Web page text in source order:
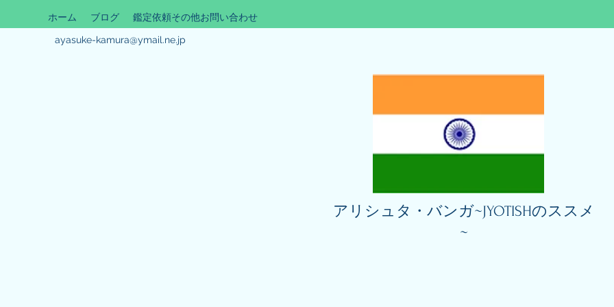
ホーム ブログ 鑑定依頼その他お問い合わせ
ayasuke-kamura@ymail.ne.jp
アリシュタ・バンガ~JYOTISHのススメ
~